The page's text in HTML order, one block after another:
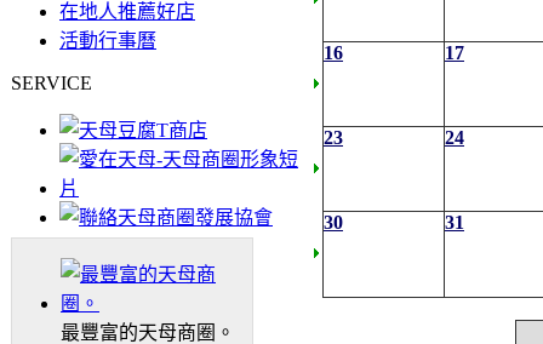
在地人推薦好店
活動行事曆
SERVICE
最豐富的天母商圈。
16 17
23 24
30 31